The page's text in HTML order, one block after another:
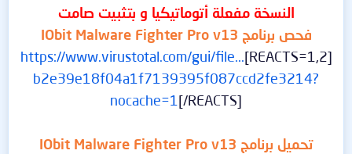
النسخة مفعلة أتوماتيكيا و بتثبيت صامت
فحص برنامج IObit Malware Fighter Pro v13
[REACTS=1,2]
https://www.virustotal.com/gui/file...
b2e39e18f04a1f7139395f087ccd2fe3214?
nocache=1 [/REACTS]
تحميل برنامج IObit Malware Fighter Pro v13